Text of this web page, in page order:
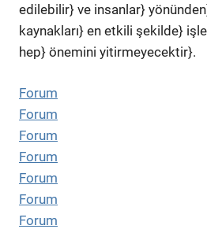
edilebilir} ve insanlar}
kaynakları} en etkili şekilde}
hep} önemini yitirmeyecektir}.
Forum
Forum
Forum
Forum
Forum
Forum
Forum